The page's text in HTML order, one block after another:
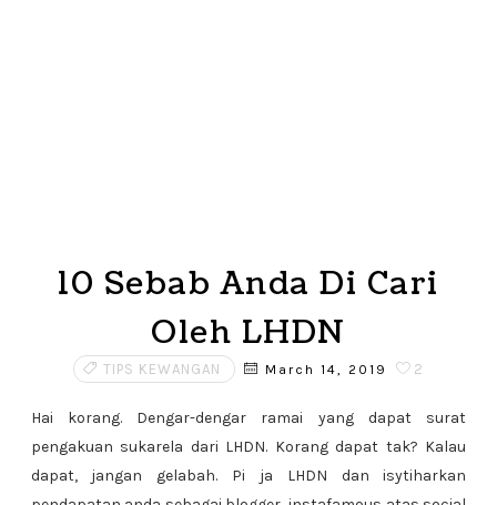
10 Sebab Anda Di Cari
Oleh LHDN
TIPS KEWANGAN March 14, 2019 2
Hai korang. Dengar-dengar ramai yang dapat surat
pengakuan sukarela dari LHDN. Korang dapat tak? Kalau
dapat, jangan gelabah. Pi ja LHDN dan isytiharkan